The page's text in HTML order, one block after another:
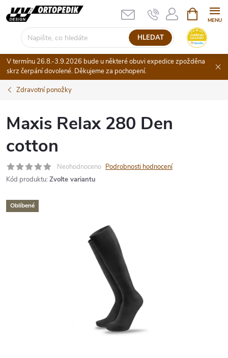
Přejít
na
HLEDAT
NÁKUPNÍ
KOŠÍK
V termínu 26.8.-3.9.2026 bude u některé obuvi expedice zpožděna
skrz čerpání dovolené. Děkujeme za pochopení.
Zdravotní ponožky
Maxis Relax 280 Den
cotton
Neohodnoceno Podrobnosti hodnocení
Kód produktu: Zvolte variantu
Oblíbené